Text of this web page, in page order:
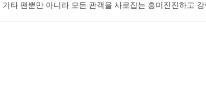
타 팬뿐만 아니라 모든 관객을 사로잡는 흥미진진하고